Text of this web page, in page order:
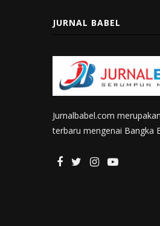
JURNAL BABEL
Jurnalbabel.com
terbaru mengenai Bangka